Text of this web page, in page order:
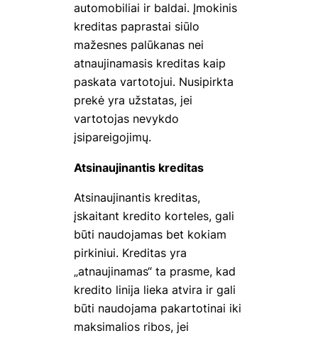
automobiliai ir baldai. Įmokinis
kreditas paprastai siūlo
mažesnes palūkanas nei
atnaujinamasis kreditas kaip
paskata vartotojui. Nusipirkta
prekė yra užstatas, jei
vartotojas nevykdo
įsipareigojimų.
Atsinaujinantis kreditas
Atsinaujinantis kreditas,
įskaitant kredito korteles, gali
būti naudojamas bet kokiam
pirkiniui. Kreditas yra
„atnaujinamas“ ta prasme, kad
kredito linija lieka atvira ir gali
būti naudojama pakartotinai iki
maksimalios ribos, jei